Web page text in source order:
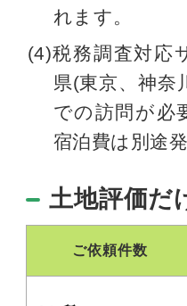
れます。
(4)税務調査対応
県(東京、神奈
での訪問が必
宿泊費は別途
土地評価だ
ご依頼件数